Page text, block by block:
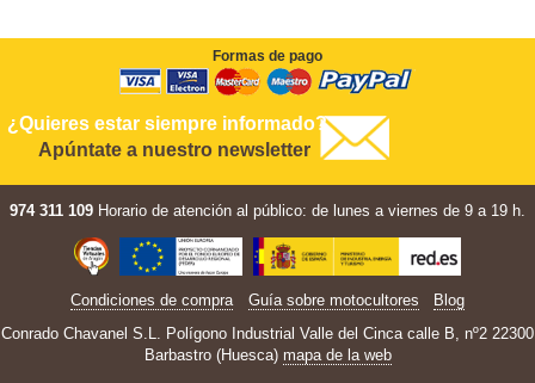
Formas de pago
¿Quieres estar siempre informado?
Apúntate a nuestro newsletter
974 311 109 Horario de atención al público: de lunes a viernes de 9 a 19 h.
Condiciones de compra Guía sobre motocultores
Blog
Conrado Chavanel S.L. Polígono Industrial Valle del Cinca calle B, nº2 22300
Barbastro (Huesca) mapa de la web